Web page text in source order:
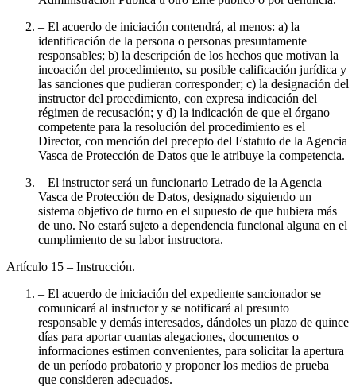
– El acuerdo de iniciación contendrá, al menos: a) la
identificación de la persona o personas presuntamente
responsables; b) la descripción de los hechos que motivan la
incoación del procedimiento, su posible calificación jurídica y
las sanciones que pudieran corresponder; c) la designación del
instructor del procedimiento, con expresa indicación del
régimen de recusación; y d) la indicación de que el órgano
competente para la resolución del procedimiento es el
Director, con mención del precepto del Estatuto de la Agencia
Vasca de Protección de Datos que le atribuye la competencia.
– El instructor será un funcionario Letrado de la Agencia
Vasca de Protección de Datos, designado siguiendo un
sistema objetivo de turno en el supuesto de que hubiera más
de uno. No estará sujeto a dependencia funcional alguna en el
cumplimiento de su labor instructora.
Artículo 15 – Instrucción.
– El acuerdo de iniciación del expediente sancionador se
comunicará al instructor y se notificará al presunto
responsable y demás interesados, dándoles un plazo de quince
días para aportar cuantas alegaciones, documentos o
informaciones estimen convenientes, para solicitar la apertura
de un período probatorio y proponer los medios de prueba
que consideren adecuados.